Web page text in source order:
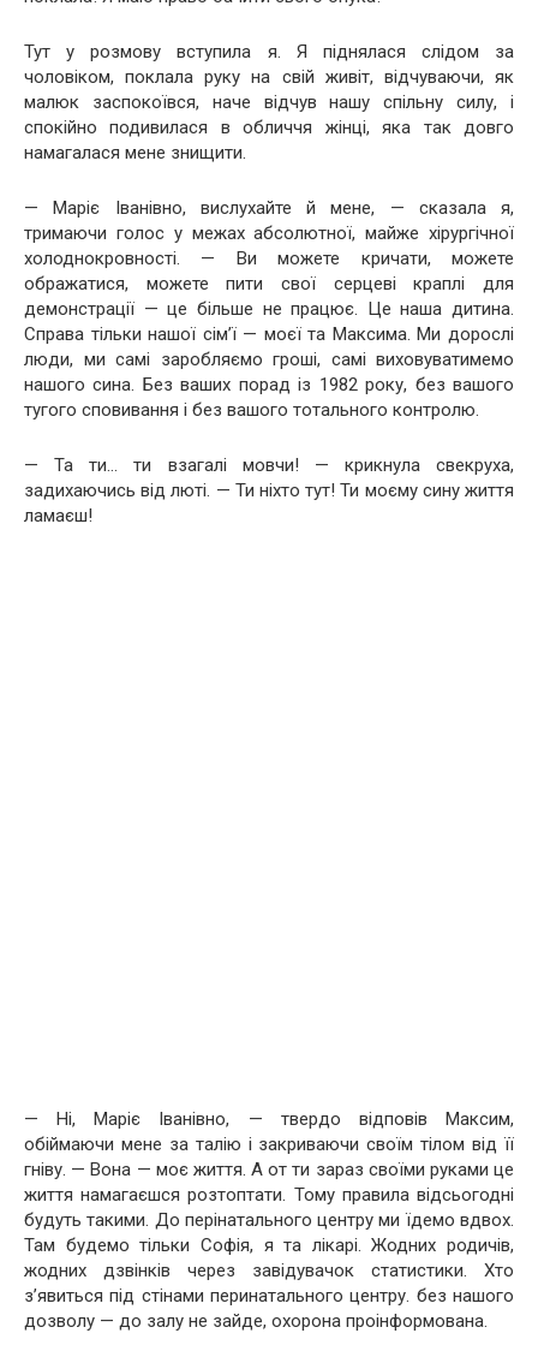
Тут у розмову вступила я. Я піднялася слідом за
чоловіком, поклала руку на свій живіт, відчуваючи, як
малюк заспокоївся, наче відчув нашу спільну силу, і
спокійно подивилася в обличчя жінці, яка так довго
намагалася мене знищити.
— Маріє Іванівно, вислухайте й мене, — сказала я,
тримаючи голос у межах абсолютної, майже хірургічної
холоднокровності. — Ви можете кричати, можете
ображатися, можете пити свої серцеві краплі для
демонстрації — це більше не працює. Це наша дитина.
Справа тільки нашої сім’ї — моєї та Максима. Ми дорослі
люди, ми самі заробляємо гроші, самі виховуватимемо
нашого сина. Без ваших порад із 1982 року, без вашого
тугого сповивання і без вашого тотального контролю.
— Та ти… ти взагалі мовчи! — крикнула свекруха,
задихаючись від люті. — Ти ніхто тут! Ти моєму сину життя
ламаєш!
— Ні, Маріє Іванівно, — твердо відповів Максим,
обіймаючи мене за талію і закриваючи своїм тілом від її
гніву. — Вона — моє життя. А от ти зараз своїми руками це
життя намагаєшся розтоптати. Тому правила відсьогодні
будуть такими. До перінатального центру ми їдемо вдвох.
Там будемо тільки Софія, я та лікарі. Жодних родичів,
жодних дзвінків через завідувачок статистики. Хто
з’явиться під стінами перинатального центру. без нашого
дозволу — до залу не зайде, охорона проінформована.